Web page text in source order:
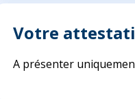
Votre
A présenter